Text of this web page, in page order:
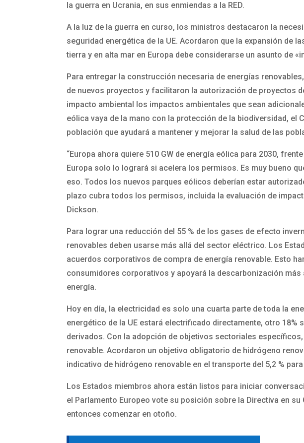
la guerra en Ucrania, en sus enmiendas a la RED.
A la luz de la guerra en curso, los ministros destacaron la
seguridad energética de la UE. Acordaron que la expansión de
tierra y en alta mar en Europa debe considerarse un asunto de
Para entregar la construcción necesaria de energías
de nuevos proyectos y facilitaron la autorización de proyectos
impacto ambiental los impactos ambientales que sean
eólica vaya de la mano con la protección de la biodiversidad,
población que ayudará a mantener y mejorar la salud de las
“Europa ahora quiere 510 GW de energía eólica para 2030,
Europa solo lo logrará si acelera los permisos. Es muy bueno
eso. Todos los nuevos parques eólicos deberían estar
plazo cubra todos los permisos, incluida la evaluación de
Dickson.
Para lograr una reducción del 55 % de los gases de efecto
renovables deben usarse más allá del sector eléctrico. Los
acuerdos corporativos de compra de energía renovable. Esto
consumidores corporativos y apoyará la descarbonización
energía.
Hoy en día, la electricidad es solo una cuarta parte de toda la
energético de la UE estará electrificado directamente, otro
derivados. Con la adopción de objetivos sectoriales
renovable. Acordaron un objetivo obligatorio de hidrógeno
indicativo de hidrógeno renovable en el transporte del 5,2 % para
Los Estados miembros ahora están listos para iniciar
el Parlamento Europeo vote su posición sobre la Directiva en
entonces comenzar en otoño.